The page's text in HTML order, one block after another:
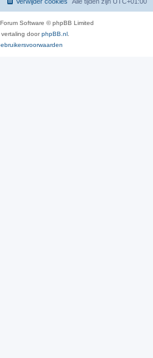
Software © phpBB Limited
doorphpBB.nl